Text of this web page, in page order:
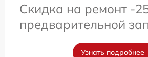
Скидка на ремонт -
предварительной
Узнать подробнее